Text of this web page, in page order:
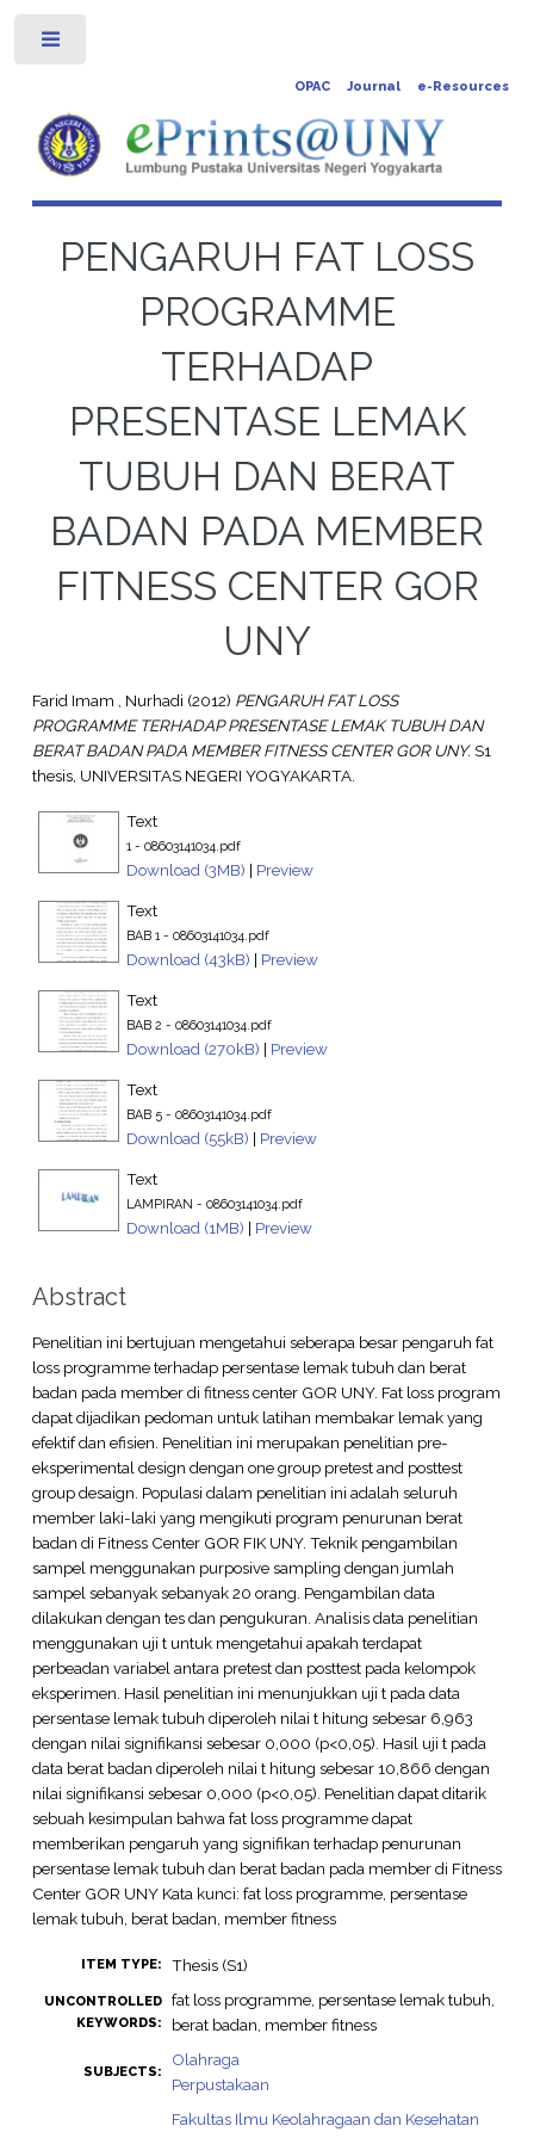
OPAC Journal e-Resources
PENGARUH FAT LOSS
PROGRAMME
TERHADAP
PRESENTASE LEMAK
TUBUH DAN BERAT
BADAN PADA MEMBER
FITNESS CENTER GOR
UNY
Farid Imam , Nurhadi (2012) PENGARUH FAT LOSS
PROGRAMME TERHADAP PRESENTASE LEMAK TUBUH DAN
BERAT BADAN PADA MEMBER FITNESS CENTER GOR UNY.S1
thesis, UNIVERSITAS NEGERI YOGYAKARTA.
Text
1 - 08603141034.pdf
Download (3MB) | Preview
Text
BAB 1 - 08603141034.pdf
Download (43kB) | Preview
Text
BAB 2 - 08603141034.pdf
Download (270kB) | Preview
Text
BAB 5 - 08603141034.pdf
Download (55kB) | Preview
Text
LAMPIRAN - 08603141034.pdf
Download (1MB) | Preview
Abstract
Penelitian ini bertujuan mengetahui seberapa besar pengaruh fat
loss programme terhadap persentase lemak tubuh dan berat
badan pada member di fitness center GOR UNY. Fat loss program
dapat dijadikan pedoman untuk latihan membakar lemak yang
efektif dan efisien. Penelitian ini merupakan penelitian pre-
eksperimental design dengan one group pretest and posttest
group desaign. Populasi dalam penelitian ini adalah seluruh
member laki-laki yang mengikuti program penurunan berat
badan di Fitness Center GOR FIK UNY. Teknik pengambilan
sampel menggunakan purposive sampling dengan jumlah
sampel sebanyak sebanyak 20 orang. Pengambilan data
dilakukan dengan tes dan pengukuran. Analisis data penelitian
menggunakan uji t untuk mengetahui apakah terdapat
perbeadan variabel antara pretest dan posttest pada kelompok
eksperimen. Hasil penelitian ini menunjukkan uji t pada data
persentase lemak tubuh diperoleh nilai t hitung sebesar 6,963
dengan nilai signifikansi sebesar 0,000 (p<0,05). Hasil uji t pada
data berat badan diperoleh nilai t hitung sebesar 10,866 dengan
nilai signifikansi sebesar 0,000 (p<0,05). Penelitian dapat ditarik
sebuah kesimpulan bahwa fat loss programme dapat
memberikan pengaruh yang signifikan terhadap penurunan
persentase lemak tubuh dan berat badan pada member di Fitness
Center GOR UNY Kata kunci: fat loss programme, persentase
lemak tubuh, berat badan, member fitness
ITEM TYPE: Thesis (S1)
UNCONTROLLED
KEYWORDS:
fat loss programme, persentase lemak tubuh,
berat badan, member fitness
SUBJECTS:
Olahraga
Perpustakaan
Fakultas Ilmu Keolahragaan dan Kesehatan